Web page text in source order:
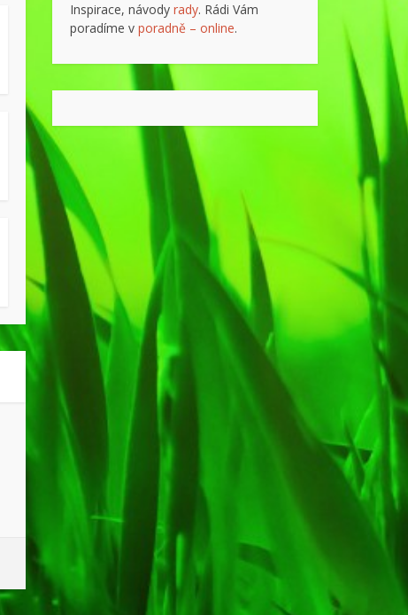
Inspirace, návody rady. Rádi Vám
poradíme v poradně – online.